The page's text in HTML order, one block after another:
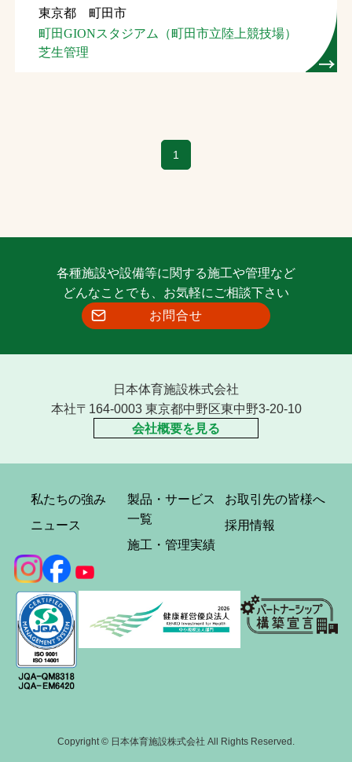
東京都 町田市
町田GIONスタジアム（町田市立陸上競技場）
芝生管理
1
各種施設や設備等に関する施工や管理など
どんなことでも、お気軽にご相談下さい
お問合せ
日本体育施設株式会社
本社〒164-0003 東京都中野区東中野3-20-10
会社概要を見る
私たちの強み
ニュース
製品・サービス
一覧
施工・管理実績
お取引先の皆様へ
採用情報
Copyright © 日本体育施設株式会社 All Rights Reserved.